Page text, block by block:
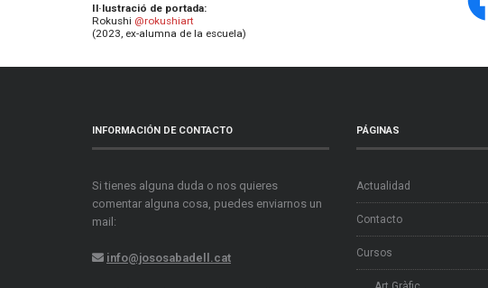
Il·lustració de portada:
Rokushi @rokushiart
(2023, ex-alumna de la escuela)
INFORMACIÓN DE CONTACTO
Si tienes alguna duda o nos quieres
comentar alguna cosa, puedes enviarnos un
mail:
info@jososabadell.cat
PÁGINAS
Actualidad
Contacto
Cursos